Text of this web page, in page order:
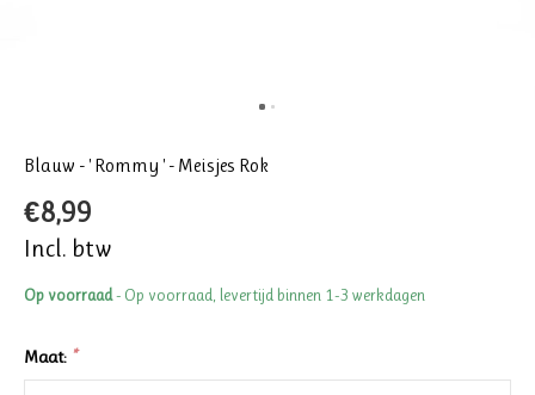
Blauw - ' Rommy ' - Meisjes Rok
€8,99
Incl. btw
Op voorraad- Op voorraad, levertijd binnen 1-3 werkdagen
Maat: *